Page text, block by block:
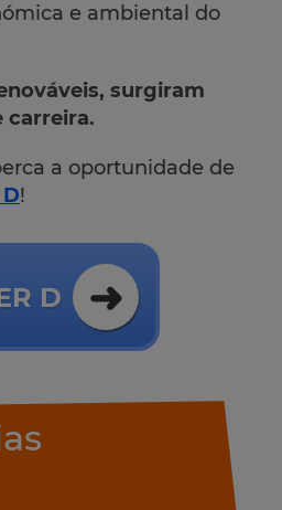
e ambiental do
surgiram
carreira.
a oportunidade de
!
D